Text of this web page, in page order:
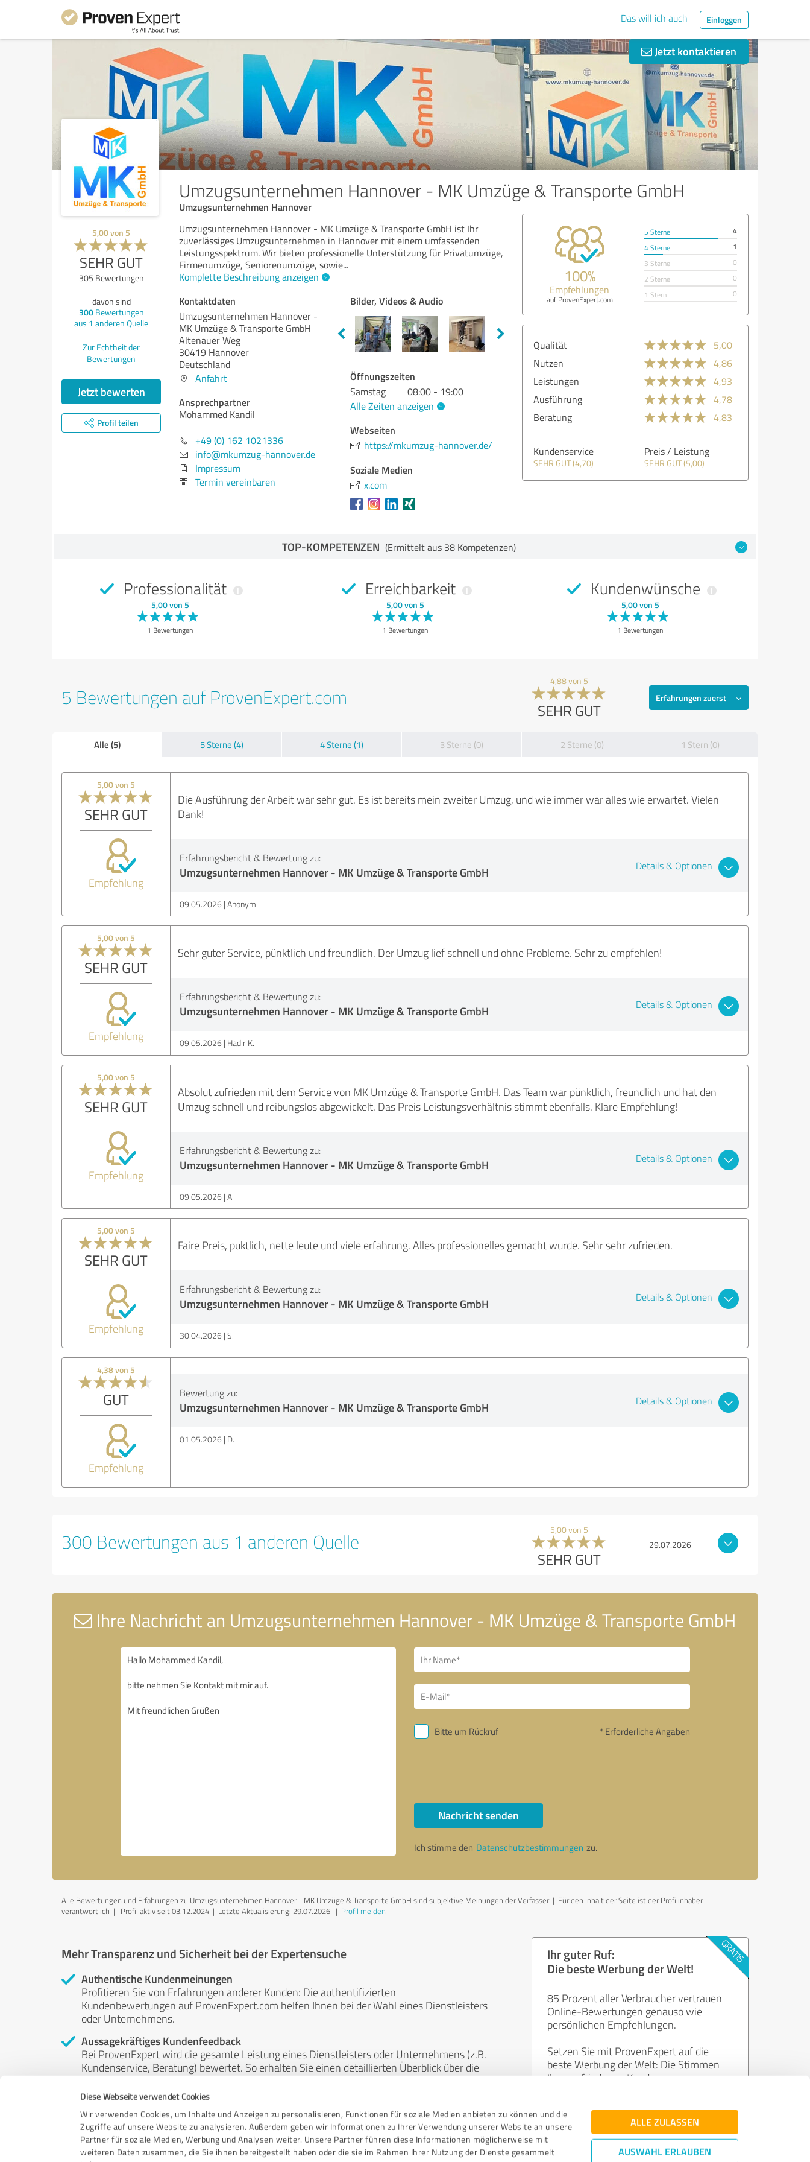
Diese Webseite verwendet Cookies
Wir verwenden Cookies, um Inhalte und Anzeigen zu personalisieren, Funktionen für soziale Medien anbieten zu können und die
Zugriffe auf unsere Website zu analysieren. Außerdem geben wir Informationen zu Ihrer Verwendung unserer Website an unsere
Partner für soziale Medien, Werbung und Analysen weiter. Unsere Partner führen diese Informationen möglicherweise mit
weiteren Daten zusammen, die Sie ihnen bereitgestellt haben oder die sie im Rahmen Ihrer Nutzung der Dienste gesammelt
ALLE ZULASSEN
AUSWAHL ERLAUBEN
Das will ich auch Einloggen
Jetzt kontaktieren
Umzugsunternehmen Hannover - MK Umzüge & Transporte GmbH
Umzugsunternehmen Hannover
5,00von 5
SEHR GUT
305 Bewertungen
davon sind
300Bewertungen
aus 1 anderen Quelle
Zur Echtheit der
Bewertungen
Jetzt bewerten
Profil teilen
Umzugsunternehmen Hannover - MK Umzüge & Transporte GmbH ist Ihr
zuverlässiges Umzugsunternehmen in Hannover mit einem umfassenden
Leistungsspektrum. Wir bieten professionelle Unterstützung für Privatumzüge,
Firmenumzüge, Seniorenumzüge, sowie...
Komplette Beschreibung anzeigen
Kontaktdaten
Umzugsunternehmen Hannover -
MK Umzüge & Transporte GmbH
Altenauer Weg
30419 Hannover
Deutschland
Anfahrt
Ansprechpartner
Mohammed Kandil
+49 (0) 162 1021336
info@mkumzug-hannover.de
Impressum
Termin vereinbaren
Bilder, Videos & Audio
Öffnungszeiten
Samstag
08:00 - 19:00
Alle Zeiten anzeigen
Webseiten
https://mkumzug-hannover.de/
Soziale Medien
x.com
100%
Empfehlungen
auf ProvenExpert.com
5 Sterne
4
4 Sterne
1
3 Sterne
0
2 Sterne
0
1 Stern
0
Qualität
5,00
Nutzen
4,86
Leistungen
4,93
Ausführung
4,78
Beratung
4,83
Kundenservice
SEHR GUT (4,70)
Preis / Leistung
SEHR GUT (5,00)
TOP-KOMPETENZEN (Ermittelt aus 38 Kompetenzen)
Professionalität
5,00 von 5
1 Bewertungen
Erreichbarkeit
5,00 von 5
1 Bewertungen
Kundenwünsche
5,00 von 5
1 Bewertungen
5 Bewertungen auf ProvenExpert.com
4,88 von 5
SEHR GUT
Erfahrungen zuerst
Alle (5) 5 Sterne (4) 4 Sterne (1) 3 Sterne (0) 2 Sterne (0) 1 Stern (0)
5,00 von 5
SEHR GUT
Empfehlung
Die Ausführung der Arbeit war sehr gut. Es ist bereits mein zweiter Umzug, und wie immer war alles wie erwartet. Vielen
Dank!
Erfahrungsbericht & Bewertung zu:
Umzugsunternehmen Hannover - MK Umzüge & Transporte GmbH Details & Optionen
09.05.2026 Anonym
5,00 von 5
SEHR GUT
Empfehlung
Sehr guter Service, pünktlich und freundlich. Der Umzug lief schnell und ohne Probleme. Sehr zu empfehlen!
Erfahrungsbericht & Bewertung zu:
Umzugsunternehmen Hannover - MK Umzüge & Transporte GmbH Details & Optionen
09.05.2026 Hadir K.
5,00 von 5
SEHR GUT
Empfehlung
Absolut zufrieden mit dem Service von MK Umzüge & Transporte GmbH. Das Team war pünktlich, freundlich und hat den
Umzug schnell und reibungslos abgewickelt. Das Preis Leistungsverhältnis stimmt ebenfalls. Klare Empfehlung!
Erfahrungsbericht & Bewertung zu:
Umzugsunternehmen Hannover - MK Umzüge & Transporte GmbH Details & Optionen
09.05.2026 A.
5,00 von 5
SEHR GUT
Empfehlung
Faire Preis, puktlich, nette leute und viele erfahrung. Alles professionelles gemacht wurde. Sehr sehr zufrieden.
Erfahrungsbericht & Bewertung zu:
Umzugsunternehmen Hannover - MK Umzüge & Transporte GmbH Details & Optionen
30.04.2026 S.
4,38 von 5
GUT
Empfehlung
Bewertung zu:
Umzugsunternehmen Hannover - MK Umzüge & Transporte GmbH Details & Optionen
01.05.2026 D.
300 Bewertungen aus 1 anderen Quelle 5,00 von 5
SEHR GUT
29.07.2026
Ihre Nachricht an Umzugsunternehmen Hannover - MK Umzüge & Transporte GmbH
Bitte um Rückruf * Erforderliche Angaben
Nachricht senden
Ich stimme den Datenschutzbestimmungen zu.
Alle Bewertungen und Erfahrungen zu Umzugsunternehmen Hannover - MK Umzüge & Transporte GmbH sind subjektive Meinungen der Verfasser | Für den Inhalt der Seite ist der Profilinhaber
verantwortlich | Profil aktiv seit 03.12.2024 | Letzte Aktualisierung: 29.07.2026 | Profil melden
Mehr Transparenz und Sicherheit bei der Expertensuche
Authentische Kundenmeinungen
Profitieren Sie von Erfahrungen anderer Kunden: Die authentifizierten
Kundenbewertungen auf ProvenExpert.com helfen Ihnen bei der Wahl eines Dienstleisters
oder Unternehmens.
Aussagekräftiges Kundenfeedback
Bei ProvenExpert wird die gesamte Leistung eines Dienstleisters oder Unternehmens (z.B.
Kundenservice, Beratung) bewertet. So erhalten Sie einen detaillierten Überblick über die
Unabhängige Bewertungen
ProvenExpert ist grundsätzlich kostenlos, unabhängig und neutral. Bewertungen von
Kunden erfolgen freiwillig, können nicht gekauft werden und sind weder finanziell noch
anderweitig beeinflussbar.
Ihr guter Ruf:
Die beste Werbung der Welt!
85 Prozent aller Verbraucher vertrauen
Online-Bewertungen genauso wie
persönlichen Empfehlungen.
Setzen Sie mit ProvenExpert auf die
beste Werbung der Welt: Die Stimmen
Ihrer zufriedenen Kunden.
Jetzt kostenlos starten